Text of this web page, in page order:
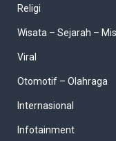
Religi
Wisata – Sejarah –
Viral
Otomotif – Olahraga
Internasional
Infotainment